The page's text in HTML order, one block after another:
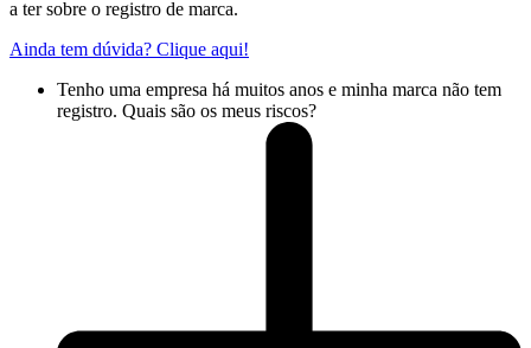
a ter sobre o registro de marca.
Ainda tem dúvida? Clique aqui!
Tenho uma empresa há muitos anos e minha marca não tem
registro. Quais são os meus riscos?